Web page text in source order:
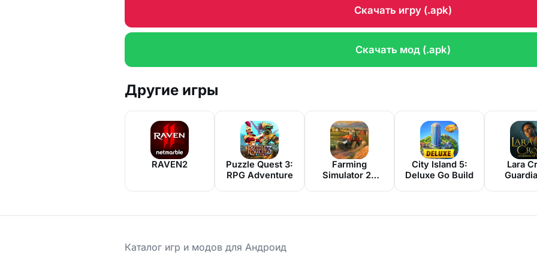
Скачать игру (.apk)
Скачать мод (.apk)
Другие игры
RAVEN2
Puzzle Quest 3:
RPG Adventure
Farming
Simulator 26
City Island 5:
Deluxe Go Build
Lara
Каталог игр и модов для Андроид